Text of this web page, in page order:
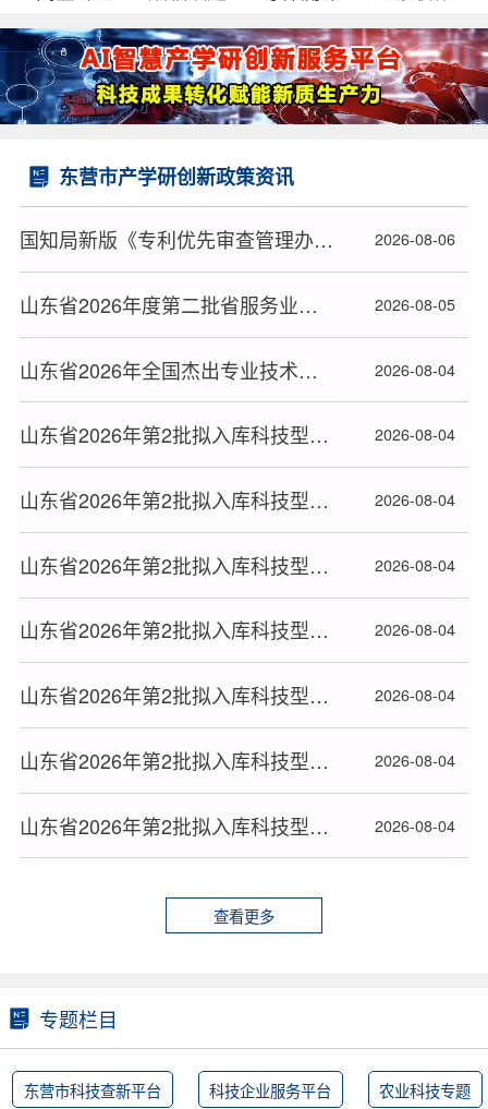
东营市产学研创新政策资讯
国知局新版《专利优先审查管理办法》2026年9月1日起施行 2026-08-06
山东省2026年度第二批省服务业发展引导资金支持项目名单公布 2026-08-05
山东省2026年全国杰出专业技术人才和中华技能大奖拟正式推荐对象公示 2026-08-04
山东省2026年第2批拟入库科技型中小企业名单(20) 2026-08-04
山东省2026年第2批拟入库科技型中小企业名单(19) 2026-08-04
山东省2026年第2批拟入库科技型中小企业名单(18) 2026-08-04
山东省2026年第2批拟入库科技型中小企业名单(17) 2026-08-04
山东省2026年第2批拟入库科技型中小企业名单(16) 2026-08-04
山东省2026年第2批拟入库科技型中小企业名单(15) 2026-08-04
山东省2026年第2批拟入库科技型中小企业名单(14) 2026-08-04
查看更多
专题栏目
东营市科技查新平台 科技企业服务平台 农业科技专题